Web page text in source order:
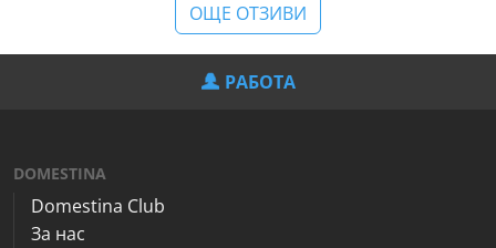
ОЩЕ ОТЗИВИ
РАБОТА
DOMESTINA
Domestina Club
За нас